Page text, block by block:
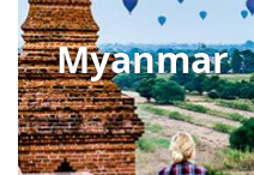
Myanmar